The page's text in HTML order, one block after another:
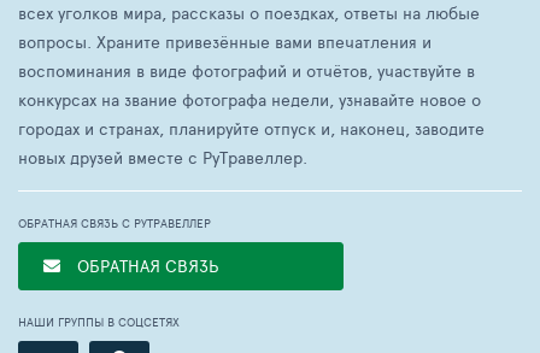
всех уголков мира, рассказы о поездках, ответы на любые
вопросы. Храните привезённые вами впечатления и
воспоминания в виде фотографий и отчётов, участвуйте в
конкурсах на звание фотографа недели, узнавайте новое о
городах и странах, планируйте отпуск и, наконец, заводите
новых друзей вместе с РуТравеллер.
ОБРАТНАЯ СВЯЗЬ С РУТРАВЕЛЛЕР
ОБРАТНАЯ СВЯЗЬ
НАШИ ГРУППЫ В СОЦСЕТЯХ